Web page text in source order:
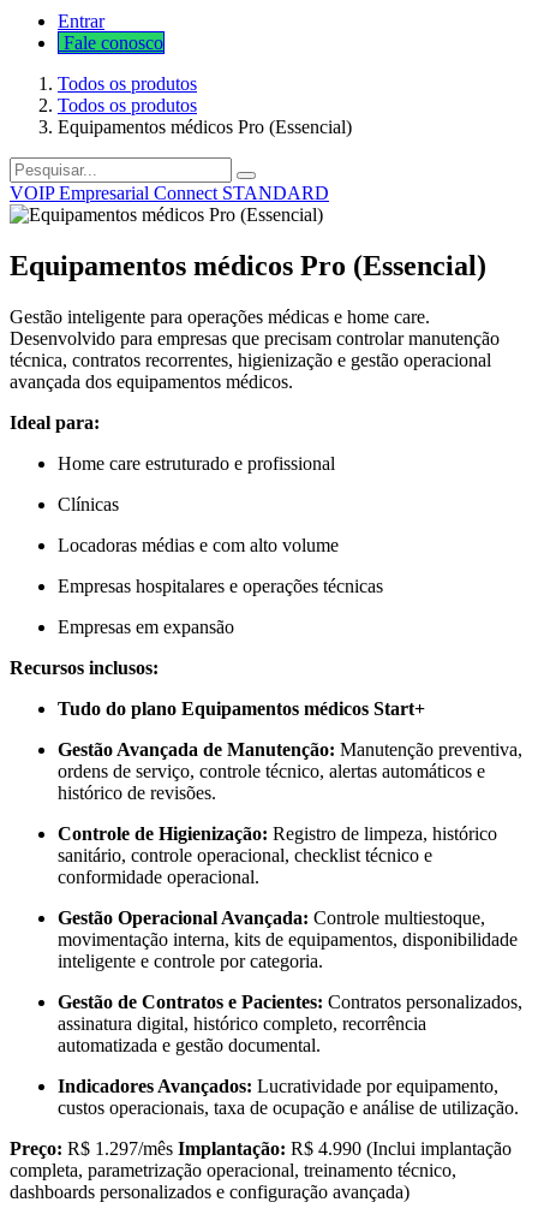
Entrar
Fale cono​​​​​​​​sco
Todos os produtos
Todos os produtos
Equipamentos médicos Pro (Essencial)
VOIP Empresarial Connect STANDARD
Equipamentos médicos Pro (Essencial)
Gestão inteligente para operações médicas e home care.
Desenvolvido para empresas que precisam controlar manutenção
técnica, contratos recorrentes, higienização e gestão operacional
avançada dos equipamentos médicos.
Ideal para:
Home care estruturado e profissional
Clínicas
Locadoras médias e com alto volume
Empresas hospitalares e operações técnicas
Empresas em expansão
Recursos inclusos:
Tudo do plano Equipamentos médicos Start+
Gestão Avançada de Manutenção: Manutenção preventiva,
ordens de serviço, controle técnico, alertas automáticos e
histórico de revisões.
Controle de Higienização: Registro de limpeza, histórico
sanitário, controle operacional, checklist técnico e
conformidade operacional.
Gestão Operacional Avançada: Controle multiestoque,
movimentação interna, kits de equipamentos, disponibilidade
inteligente e controle por categoria.
Gestão de Contratos e Pacientes: Contratos personalizados,
assinatura digital, histórico completo, recorrência
automatizada e gestão documental.
Indicadores Avançados: Lucratividade por equipamento,
custos operacionais, taxa de ocupação e análise de utilização.
Preço: R$ 1.297/mês Implantação: R$ 4.990 (Inclui implantação
completa, parametrização operacional, treinamento técnico,
dashboards personalizados e configuração avançada)